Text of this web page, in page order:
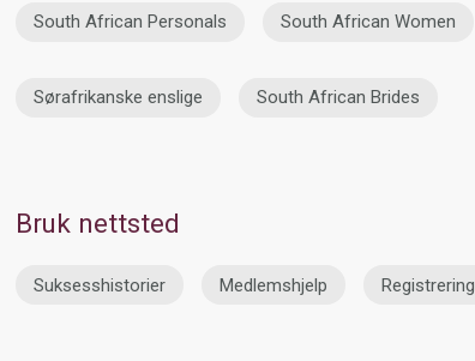
South African Personals South African Women
Sørafrikanske enslige South African Brides
Bruk nettsted
Suksesshistorier Medlemshjelp Registrering